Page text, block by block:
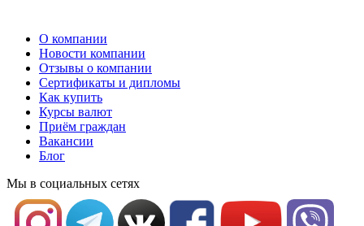
О компании
Новости компании
Отзывы о компании
Сертификаты и дипломы
Как купить
Курсы валют
Приём граждан
Вакансии
Блог
Мы в социальных сетях